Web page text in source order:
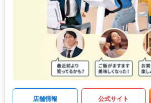
店舗情報 公式サイト